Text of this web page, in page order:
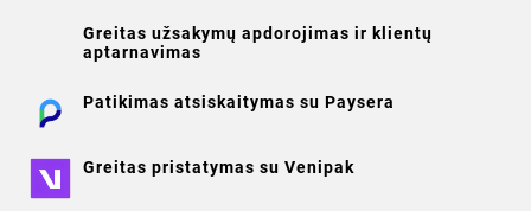
Greitas užsakymų apdorojimas ir klientų
aptarnavimas
Patikimas atsiskaitymas su Paysera
Greitas pristatymas su Venipak